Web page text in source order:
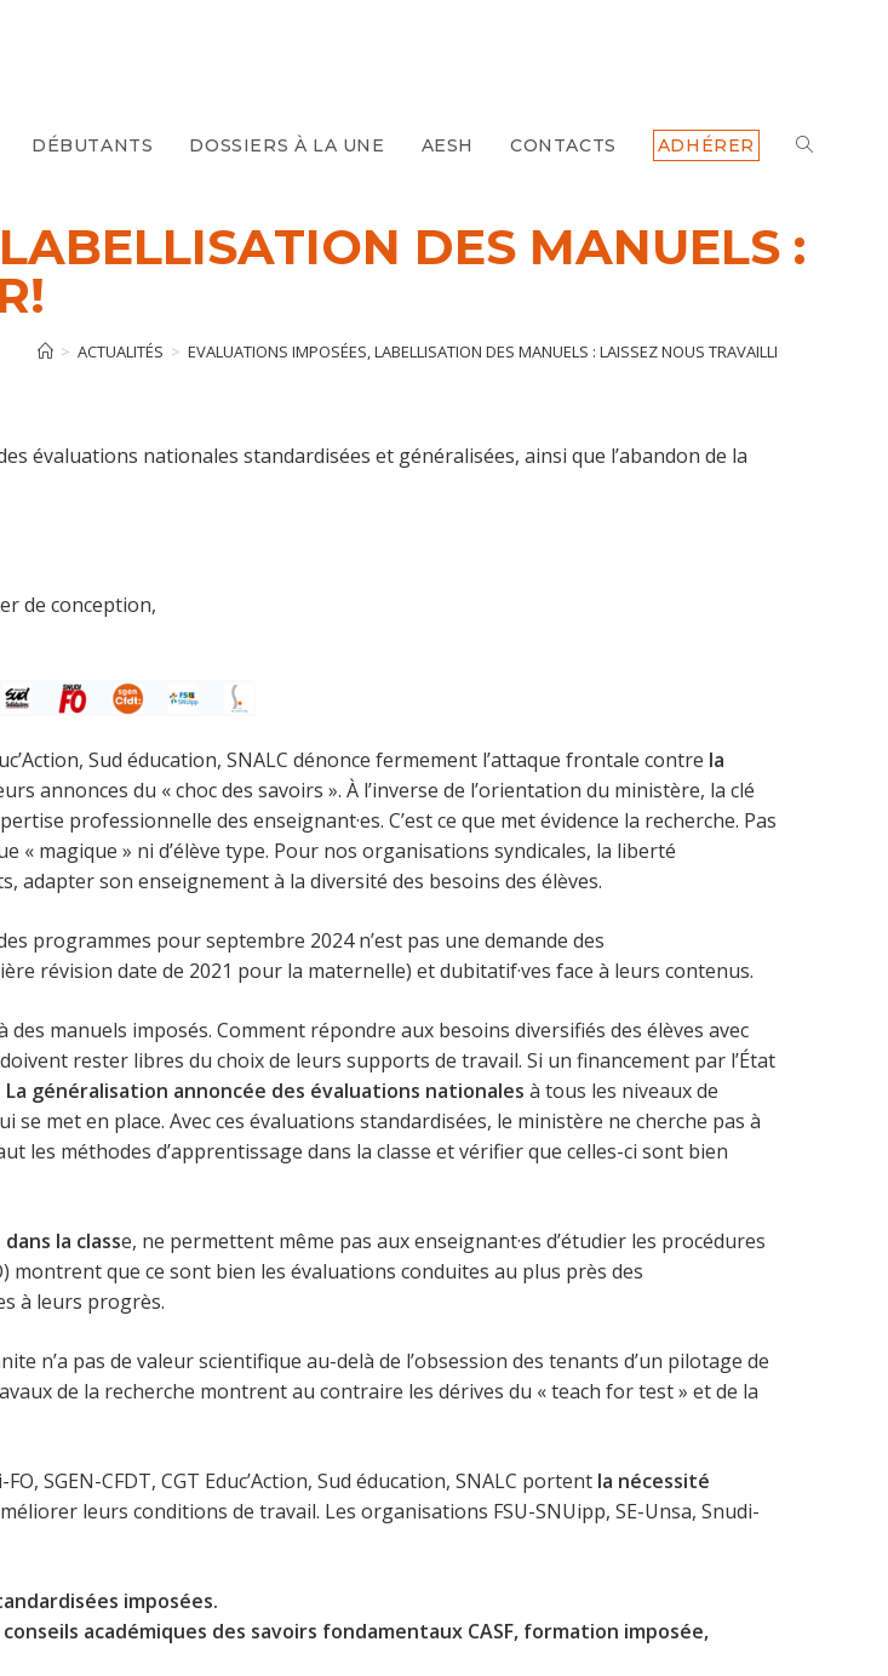
DÉBUTANTS DOSSIERS À LA UNE AESH CONTACTS ADHÉRER TOGGLE
DES MANUELS :
> ACTUALITÉS > EVALUATIONS IMPOSÉES, LABELLISATION DES MANUELS : LAISSEZ NOUS TRAVAILLER!
évaluations nationales standardisées et généralisées, ainsi que l’abandon de la
de conception,
Sud éducation, SNALC dénonce fermement l’attaque frontale contre la
annonces du « choc des savoirs ». À l’inverse de l’orientation du ministère, la clé
professionnelle des enseignant·es. C’est ce que met évidence la recherche. Pas
« magique » ni d’élève type. Pour nos organisations syndicales, la liberté
adapter son enseignement à la diversité des besoins des élèves.
programmes pour septembre 2024 n’est pas une demande des
révision date de 2021 pour la maternelle) et dubitatif·ves face à leurs contenus.
manuels imposés. Comment répondre aux besoins diversifiés des élèves avec
rester libres du choix de leurs supports de travail. Si un financement par l’État
La généralisation annoncée des évaluations nationales à tous les niveaux de
se met en place. Avec ces évaluations standardisées, le ministère ne cherche pas à
les méthodes d’apprentissage dans la classe et vérifier que celles-ci sont bien
la classe, ne permettent même pas aux enseignant·es d’étudier les procédures
montrent que ce sont bien les évaluations conduites au plus près des
à leurs progrès.
n’a pas de valeur scientifique au-delà de l’obsession des tenants d’un pilotage de
de la recherche montrent au contraire les dérives du « teach for test » et de la
SGEN-CFDT, CGT Educ’Action, Sud éducation, SNALC portent la nécessité
leurs conditions de travail. Les organisations FSU-SNUipp, SE-Unsa, Snudi-
imposées.
académiques des savoirs fondamentaux CASF, formation imposée,